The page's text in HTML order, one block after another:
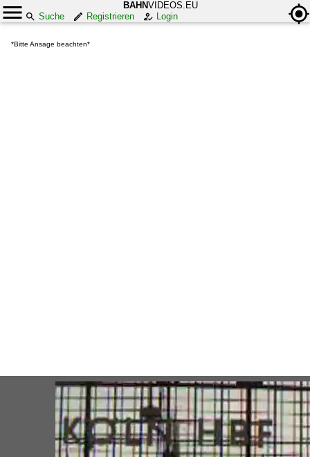
BAHNVIDEOS.EU
Suche
Registrieren Login
*Bitte Ansage beachten*